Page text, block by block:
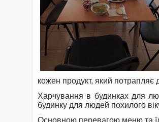
кожен продукт, який потрапляє
Харчування в будинках для
будинку для людей похилого
Основною перевагою меню та